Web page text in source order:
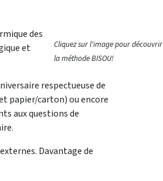
Cliquez sur l'image pour découvrir
la méthode BISOU!
des
et
respectueuse de
papier/carton) ou encore
aux questions de
Davantage de